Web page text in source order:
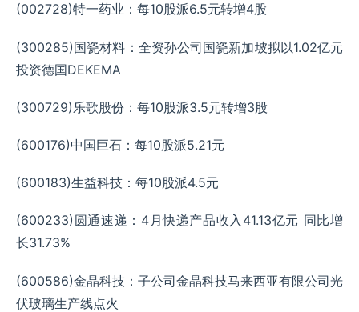
(002728)特一药业：每10股派6.5元转增4股
(300285)国瓷材料：全资孙公司国瓷新加坡拟以1.02亿元
投资德国DEKEMA
(300729)乐歌股份：每10股派3.5元转增3股
(600176)中国巨石：每10股派5.21元
(600183)生益科技：每10股派4.5元
(600233)圆通速递：4月快递产品收入41.13亿元 同比增
长31.73%
(600586)金晶科技：子公司金晶科技马来西亚有限公司光
伏玻璃生产线点火